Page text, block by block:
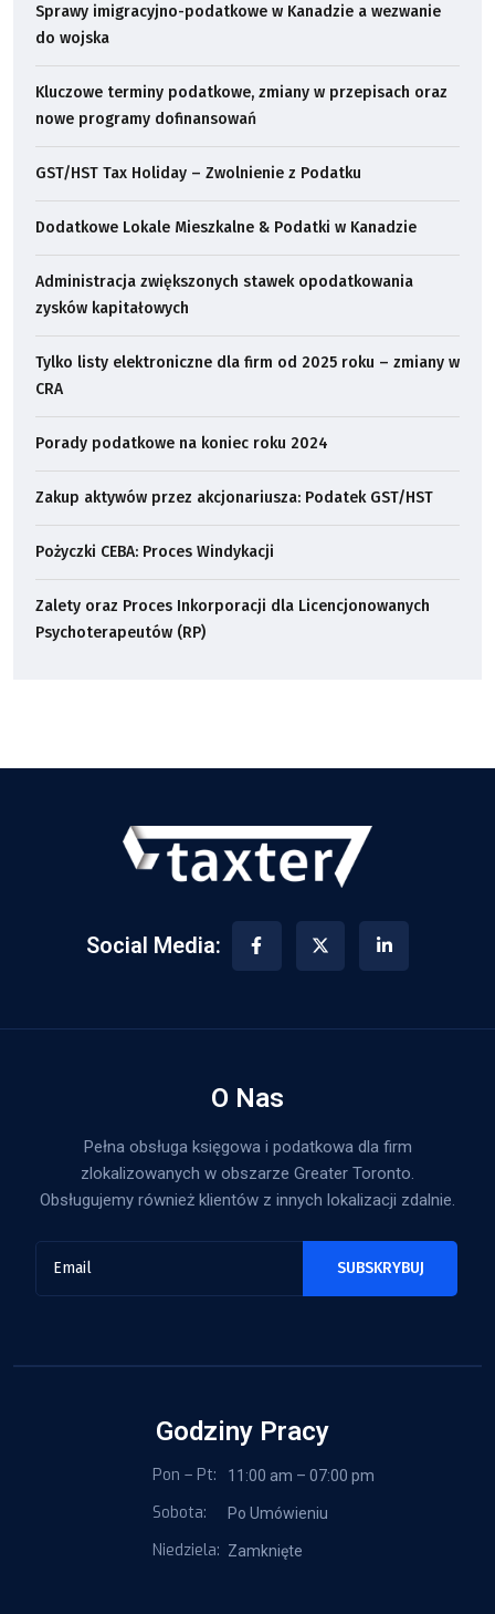
Sprawy imigracyjno-podatkowe w Kanadzie a wezwanie
do wojska
Kluczowe terminy podatkowe, zmiany w przepisach oraz
nowe programy dofinansowań
GST/HST Tax Holiday – Zwolnienie z Podatku
Dodatkowe Lokale Mieszkalne & Podatki w Kanadzie
Administracja zwiększonych stawek opodatkowania
zysków kapitałowych
Tylko listy elektroniczne dla firm od 2025 roku – zmiany w
CRA
Porady podatkowe na koniec roku 2024
Zakup aktywów przez akcjonariusza: Podatek GST/HST
Pożyczki CEBA: Proces Windykacji
Zalety oraz Proces Inkorporacji dla Licencjonowanych
Psychoterapeutów (RP)
Social Media:
O Nas
Pełna obsługa księgowa i podatkowa dla firm
zlokalizowanych w obszarze Greater Toronto.
Obsługujemy również klientów z innych lokalizacji zdalnie.
Godziny Pracy
Pon – Pt: 11:00 am – 07:00 pm
Sobota: Po Umówieniu
Niedziela: Zamknięte